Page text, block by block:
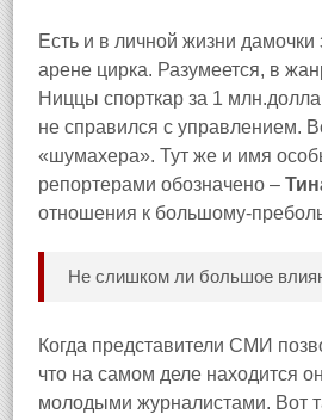
Есть и в личной жизни
арене цирка. Разумеется, в
Ниццы спорткар за 1
не справился с управлением.
«шумахера». Тут же и имя
репортерами обозначено –
отношения к большому-
Не слишком ли большое
Когда представители СМИ
что на самом деле находится
молодыми журналистами. Вот